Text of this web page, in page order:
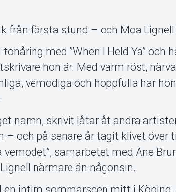
från första stund – och Moa Lignell
med ”When I Held Ya” och
hon är. Med varm röst,
vemodiga och hoppfulla har
namn, skrivit låtar åt andra
– och på senare år tagit klivet över
samarbetet med Ane
närmare än någonsin.
en intim sommarscen mitt i Köping.